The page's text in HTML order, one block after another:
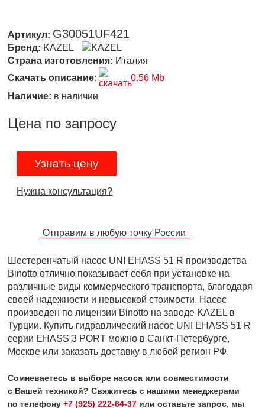
Артикул: G30051UF421
Бренд: KAZEL
Страна изготовления: Италия
Скачать описание:
0.56 Mb
Наличие: в наличии
Цена по запросу
Узнать цену
Нужна консультация?
Отправим в любую точку России
Шестеренчатый насос UNI EHASS 51 R производства
Binotto отлично показывает себя при установке на
различные виды коммерческого транспорта, благодаря
своей надежности и невысокой стоимости. Насос
произведен по лицензии Binotto на заводе KAZEL в
Турции. Купить гидравлический насос UNI EHASS 51 R
серии EHASS 3 PORT можно в Санкт-Петербурге,
Москве или заказать доставку в любой регион РФ.
Сомневаетесь в выборе насоса или совместимости
с Вашей техникой? Свяжитесь с нашими менеджерами
по телефону+7 (925) 222-64-37 или оставьте запрос, мы